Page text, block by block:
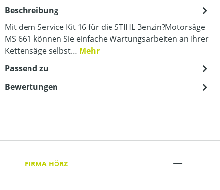
Beschreibung
Mit dem Service Kit 16 für die STIHL Benzin?Motorsäge
MS 661 können Sie einfache Wartungsarbeiten an Ihrer
Kettensäge selbst… Mehr
Passend zu
Bewertungen
FIRMA HÖRZ